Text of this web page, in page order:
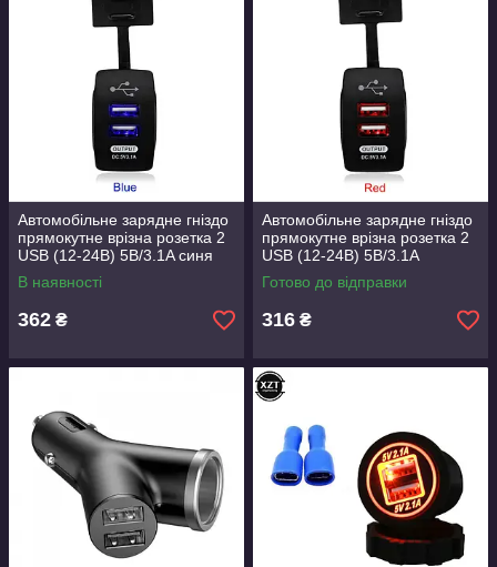
Автомобільне зарядне гніздо
прямокутне врізна розетка 2
USB (12-24В) 5В/3.1A синя
підсвітка
В наявності
362 ₴
Автомобільне зарядне гніздо
прямокутне врізна розетка 2
USB (12-24В) 5В/3.1A
червона підсвітка
Готово до відправки
316 ₴